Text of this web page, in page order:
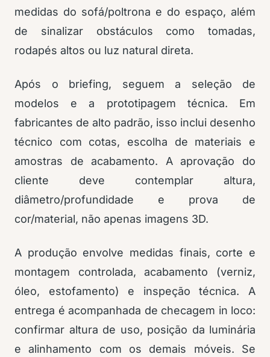
medidas do sofá/poltrona e do espaço, além
de sinalizar obstáculos como tomadas,
rodapés altos ou luz natural direta.
Após o briefing, seguem a seleção de
modelos e a prototipagem técnica. Em
fabricantes de alto padrão, isso inclui desenho
técnico com cotas, escolha de materiais e
amostras de acabamento. A aprovação do
cliente deve contemplar altura,
diâmetro/profundidade e prova de
cor/material, não apenas imagens 3D.
A produção envolve medidas finais, corte e
montagem controlada, acabamento (verniz,
óleo, estofamento) e inspeção técnica. A
entrega é acompanhada de checagem in loco:
confirmar altura de uso, posição da luminária
e alinhamento com os demais móveis. Se